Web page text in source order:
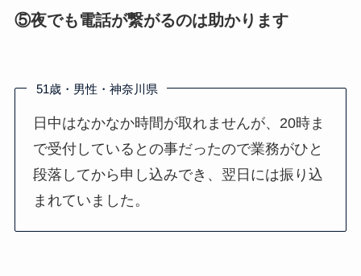
⑤夜でも電話が繋がるのは助かります
51歳・男性・神奈川県
日中はなかなか時間が取れませんが、20時ま
で受付しているとの事だったので業務がひと
段落してから申し込みでき、翌日には振り込
まれていました。